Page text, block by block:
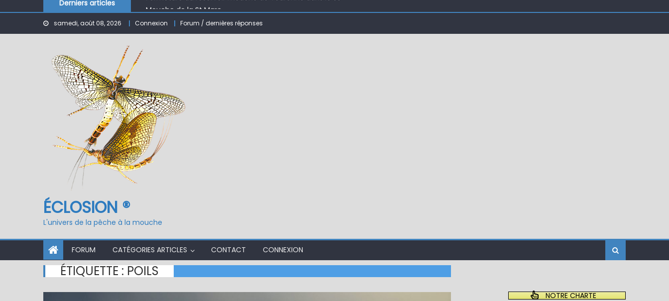
Derniers articles
Mouche de la St Marc
Le réservoir de BANSON ( 63 )
Nymphe pour NAV – Rubberball
samedi, août 08, 2026 Connexion Forum / dernières réponses
ÉCLOSION ®
L'univers de la pêche à la mouche
FORUM CATÉGORIES ARTICLES CONTACT CONNEXION
ÉTIQUETTE :POILS
NOTRE CHARTE